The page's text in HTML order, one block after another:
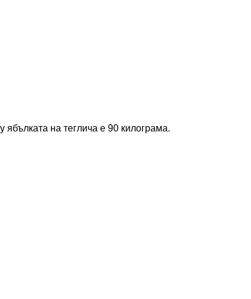
ябълката на теглича е 90 килограма.